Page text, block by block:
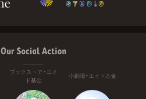
Our Social Action
ブックストア・エイ
ド基金
小劇場・エイド基金